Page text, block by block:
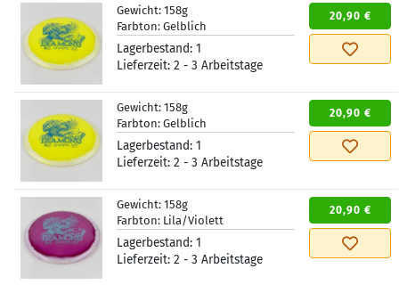
Gewicht: 158g
Farbton: Gelblich
Lagerbestand: 1
Lieferzeit: 2 - 3 Arbeitstage
20,90 €
Gewicht: 158g
Farbton: Gelblich
Lagerbestand: 1
Lieferzeit: 2 - 3 Arbeitstage
20,90 €
Gewicht: 158g
Farbton: Lila/Violett
Lagerbestand: 1
Lieferzeit: 2 - 3 Arbeitstage
20,90 €